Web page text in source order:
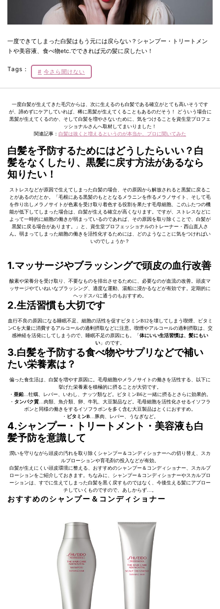
一度できてしまった白髪はもう元には戻らない？シャンプー・トリートメン
トや美容液、食べ物etc.でできれば元の髪に戻したい！
Tags： 今さら聞けない
一度白髪が生えてきた毛穴からは、次に生えるのも白髪である確立がとても高いそうです
が、諦めずにケアしていれば、稀に黒髪が生えてくることもあるのだそう！ どういう場合に
黒髪が生えてくるのか、そして白髪を増やさないために、気をつけることを資生堂プロフェ
ッショナルさんへ取材してまいりました！
関連記事： 白髪は抜くと増えるというのが本当か、プロに聞いてみた
白髪を予防するためにはどうしたらいい？白
髪をなくしたり、黒髪に戻す方法があるなら
知りたい！
ストレスなどが原因で生えてしまった白髪の場合、その原因から解放されると黒髪に戻るこ
とがあるのだとか。「毛根にある黒髪のもととなるメラニンを作るメラノサイト、そして毛
を作り出しメラノサイトが色素を受け取り着色する役割を果たす毛母細胞、このふたつの機
能が低下してしまった場合は、白髪が生える確立が高くなります。ですが、ストレスなどに
よって一時的に細胞の働きが弱まっているのであれば、その原因を取り除くことで、白髪が
黒髪に戻る場合があります。」と、資生堂プロフェッショナルのトレーナー・西山直人さ
ん。弱まってしまった細胞の働きを活性化するためには、どのようなことに気をつければい
いのでしょうか？
1.マッサージやブラッシングで頭皮の血行改善
酸素や栄養分を受け取り、不要なものを排出させるために、必要なのが血流の改善。頭皮マ
ッサージやていねいなブラッシング、適度な運動、湯船に浸かるなどが有効です。定期的に
ヘッドスパに通うのもおすすめ。
2.生活習慣も大切です
血行不良の原因になる睡眠不足、細胞の活性を促すビタミンB12を壊してしまう喫煙、ビタミ
ンCを大量に消費するアルコールの過剰摂取などに注意。喫煙やアルコールの過剰摂取は、交
感神経を活発にしてしまうので、睡眠不足の原因にも。「体にいい生活習慣は、髪にもい
い 」のです。
3.白髪を予防する食べ物やサプリなどで補い
たい栄養素は？
偏った食生活は、白髪を増やす原因に。毛母細胞やメラノサイトの働きを活性する、以下に
挙げた栄養素を積極的に摂ることが大切です。
・ 亜鉛 …牡蠣、レバー、いわし、ナッツ類など。ビタミンB6と一緒に摂るとさらに効果的。
・ タンパク質 …肉類、魚介類、卵、牛乳、大豆製品など。毛母細胞を活性化させるイソフラ
ボンと同様の働きをするイソフラボンを多く含む大豆製品はとくにおすすめ。
・ ビタミンB…豚肉、レバー、うなぎなど。
4.シャンプー・トリートメント・美容液も白
髪予防を意識して
潤いを守りながら頭皮の汚れを取り除くシャンプー＆コンディショナーへの切り替え、スカ
ルプローションや育毛剤の投入などが有効。
白髪が生えにくい頭皮環境に整える、おすすめのシャンプー＆コンディショナー、スカルプ
ローションをご紹介しておきます。ちなみに、シャンプー＆コンディショナーやスカルプロ
ーションは、すでに生えてしまった白髪を黒く戻すものではなく、今後生える髪にアプロー
チしていくものですので、あしからず…。
おすすめのシャンプー＆コンディショナー